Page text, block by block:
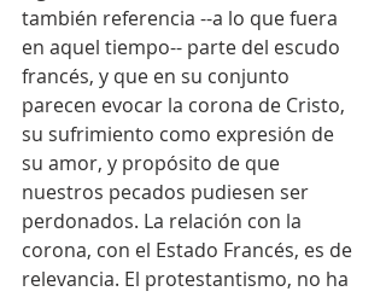
también referencia --a lo que fuera
en aquel tiempo-- parte del escudo
francés, y que en su conjunto
parecen evocar la corona de Cristo,
su sufrimiento como expresión de
su amor, y propósito de que
nuestros pecados pudiesen ser
perdonados. La relación con la
corona, con el Estado Francés, es de
relevancia. El protestantismo, no ha